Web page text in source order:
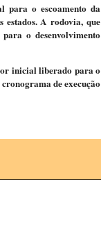
para o escoamento da
A rodovia, que
o desenvolvimento
inicial liberado para o
de execução